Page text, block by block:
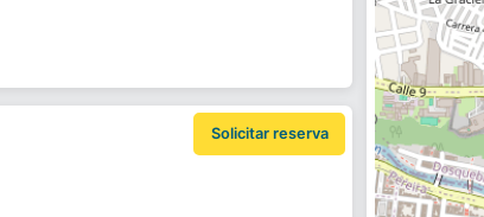
Solicitar reserva